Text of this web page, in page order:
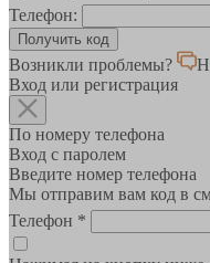
Телефон:
Возникли проблемы?
Вход или регистрация
По номеру телефона
Вход с паролем
Введите номер телефона
Мы отправим вам код в
Телефон *